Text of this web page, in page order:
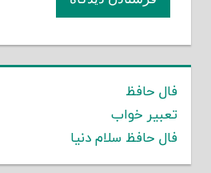
فال حافظ
تعبیر خواب
فال حافظ سلام دنیا